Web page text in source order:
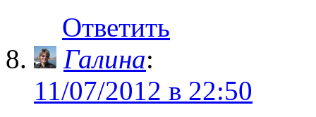
Ответить
Галина:
11/07/2012 в 22:50